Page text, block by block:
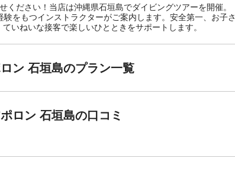
ださい！当店は沖縄県石垣島でダイビングツアーを開催。
をもつインストラクターがご案内します。安全第一、お子さ
いねいな接客で楽しいひとときをサポートします。
ン 石垣島のプラン一覧
ロン 石垣島の口コミ